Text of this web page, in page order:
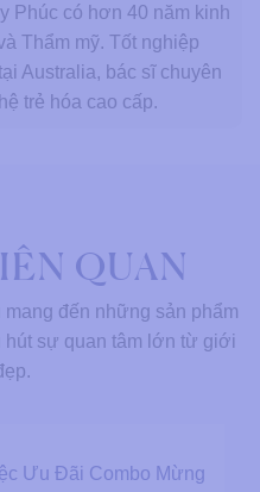
Phúc có hơn 40 năm kinh
Thẩm mỹ. Tốt nghiệp
Australia, bác sĩ chuyên
trẻ hóa cao cấp.
QUAN
đến những sản phẩm
sự quan tâm lớn từ giới
Ưu Đãi Combo Mừng